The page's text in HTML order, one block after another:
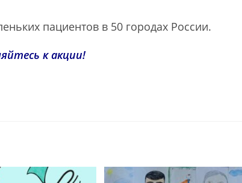
пациентов в 50 городах России.
к акции!